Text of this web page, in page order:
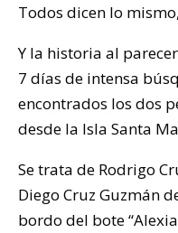
Todos dicen lo
Y la historia al
7 días de intensa
encontrados los dos
desde la Isla Santa
Se trata de Rodrigo
Diego Cruz Guzmán
bordo del bote